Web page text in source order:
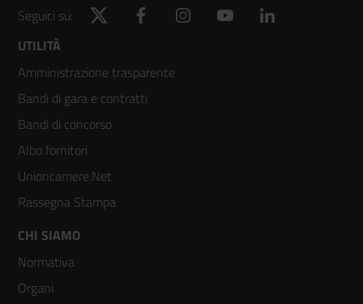
Seguici su:
Twitter Facebook Instagram YouTube
Footer
menù
colonna
2
UTILITÀ
Amministrazione trasparente
Bandi di gara e contratti
Bandi di concorso
Albo fornitori
Unioncamere.Net
Rassegna Stampa
Footer
menù
CHI SIAMO
Normativa
Organi